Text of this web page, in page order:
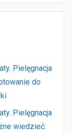
Pielęgnacja
do
Pielęgnacja
wiedzieć: